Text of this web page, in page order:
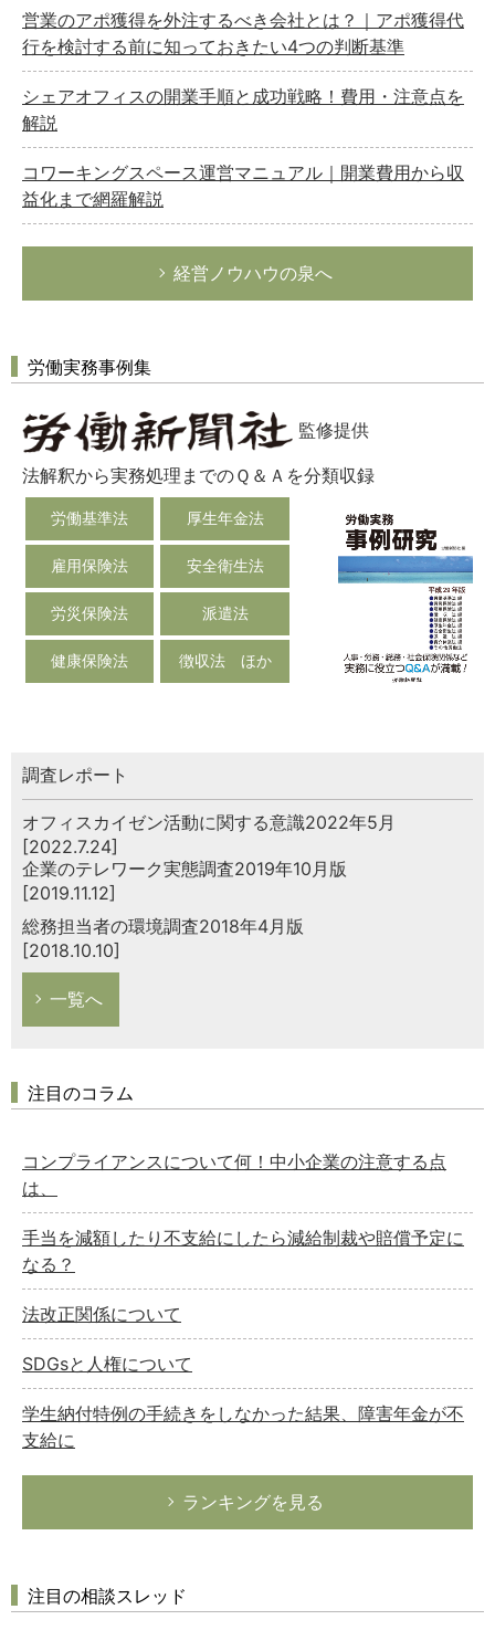
営業のアポ獲得を外注するべき会社とは？｜アポ獲得代
行を検討する前に知っておきたい4つの判断基準
シェアオフィスの開業手順と成功戦略！費用・注意点を
解説
コワーキングスペース運営マニュアル｜開業費用から収
益化まで網羅解説
経営ノウハウの泉へ
労働実務事例集
監修提供
法解釈から実務処理までのＱ＆Ａを分類収録
労働基準法 厚生年金法
雇用保険法 安全衛生法
労災保険法 派遣法
健康保険法 徴収法 ほか
調査レポート
オフィスカイゼン活動に関する意識2022年5月
[2022.7.24]
企業のテレワーク実態調査2019年10月版
[2019.11.12]
総務担当者の環境調査2018年4月版
[2018.10.10]
一覧へ
注目のコラム
コンプライアンスについて何！中小企業の注意する点
は、
手当を減額したり不支給にしたら減給制裁や賠償予定に
なる？
法改正関係について
SDGsと人権について
学生納付特例の手続きをしなかった結果、障害年金が不
支給に
ランキングを見る
注目の相談スレッド